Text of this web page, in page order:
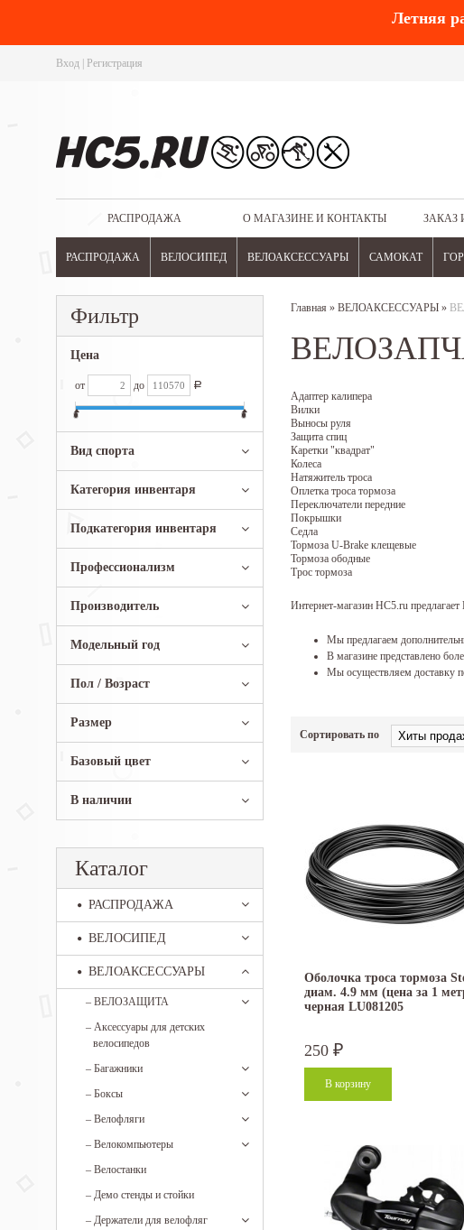
Летняя
Вход Регистрация
РАСПРОДАЖА О МАГАЗИНЕ И КОНТАКТЫ ЗАКАЗ
РАСПРОДАЖА ВЕЛОСИПЕД ВЕЛОАКСЕССУАРЫ САМОКАТ
Фильтр
Цена
от до Р
Вид спорта
Категория инвентаря
Подкатегория инвентаря
Профессионализм
Производитель
Модельный год
Пол / Возраст
Размер
Базовый цвет
В наличии
Каталог
РАСПРОДАЖА
ВЕЛОСИПЕД
ВЕЛОАКСЕССУАРЫ
– ВЕЛОЗАЩИТА
– Аксессуары для детских
велосипедов
– Багажники
– Боксы
– Велофляги
– Велокомпьютеры
– Велостанки
– Демо стенды и стойки
– Держатели для велофляг
Главная » ВЕЛОАКСЕССУАРЫ »
Адаптер калипера
Вилки
Выносы руля
Защита спиц
Каретки "квадрат"
Колеса
Натяжитель троса
Оплетка троса тормоза
Переключатели передние
Покрышки
Седла
Тормоза U-Brake клещевые
Тормоза ободные
Трос тормоза
Интернет-магазин HC5.ru
Мы предлагаем
В магазине представлено
Мы осуществляем доставку
Сортировать по
Оболочка троса тормоза
диам. 4.9 мм (цена за 1
черная LU081205
250 ₽